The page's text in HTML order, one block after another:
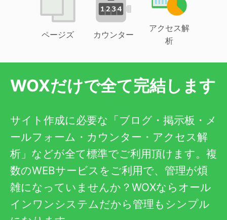
ページズ カウンター
アクセス解
析
WOXだけで全て完結します
サイト作成に必要な「ブログ・掲示板・メ
ールフォーム・カウンター・アクセス解
析」などが全て標準でご利用頂けます。複
数のWEBサービスをご利用で、管理が煩
雑になっていませんか？WOXならオール
インワンシステムだから管理もシンプル